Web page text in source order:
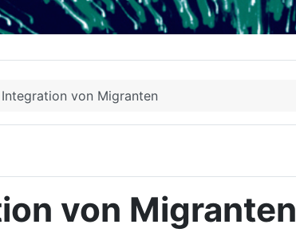
Integration von Migranten
von Migranten